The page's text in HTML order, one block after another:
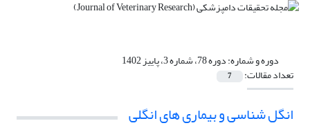
دوره و شماره:دوره 78، شماره 3، پاییز 1402
تعداد مقالات: 7
انگل شناسی و بیماری های انگلی